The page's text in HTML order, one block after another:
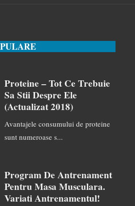
Proteine – Tot Ce Trebuie
Sa Stii Despre Ele
(actualizat 2018)
Avantajele consumului de proteine
sunt numeroase s...
Program De Antrenament
Pentru Masa Musculara.
Variati Antrenamentul!